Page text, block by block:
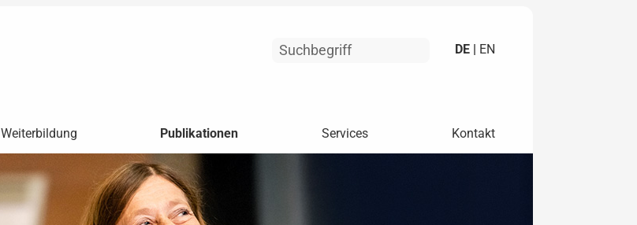
DE | EN
Weiterbildung Publikationen Services Kontakt